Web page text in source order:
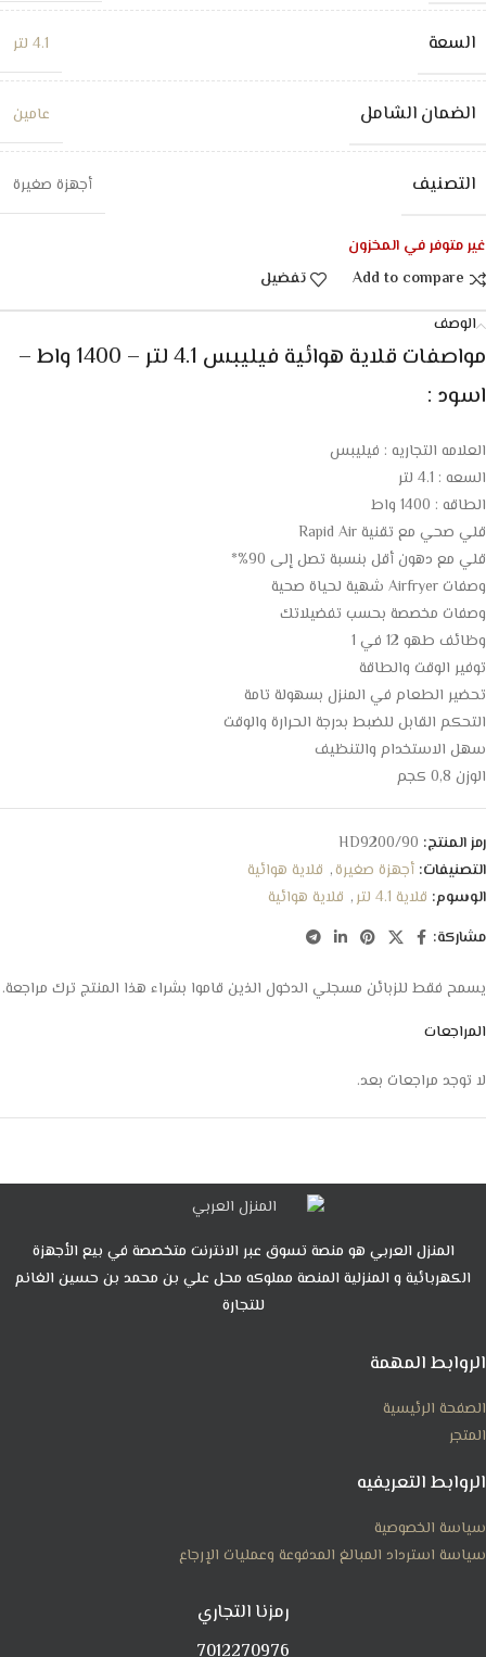
السعة 4.1 لتر
الضمان الشامل عامين
التصنيف أجهزة صغيرة
غير متوفر في المخزون
Add to compare
تفضيل
الوصف
مواصفات قلاية هوائية فيليبس 4.1 لتر – 1400 واط –
اسود :
العلامه التجاريه : فيليبس
السعه : 4.1 لتر
الطاقه : 1400 واط
قلي صحي مع تقنية Rapid Air
قلي مع دهون أقل بنسبة تصل إلى 90%*
وصفات Airfryer شهية لحياة صحية
وصفات مخصصة بحسب تفضيلاتك
وظائف طهو 12 في 1
توفير الوقت والطاقة
تحضير الطعام في المنزل بسهولة تامة
التحكم القابل للضبط بدرجة الحرارة والوقت
سهل الاستخدام والتنظيف
الوزن 0,8 كجم
رمز المنتج: HD9200/90
التصنيفات: أجهزة صغيرة, قلاية هوائية
الوسوم: قلاية 4.1 لتر , قلاية هوائية
مشاركة:
المراجعات
لا توجد مراجعات بعد.
يسمح فقط للزبائن مسجلي الدخول الذين قاموا بشراء هذا المنتج ترك مراجعة.
المنزل العربي هو منصة تسوق عبر الانترنت متخصصة في بيع الأجهزة
الكهربائية و المنزلية المنصة مملوكه محل علي بن محمد بن حسين الغانم
للتجارة
الروابط المهمة
الصفحة الرئيسية
المتجر
الروابط التعريفيه
سياسة الخصوصية
سياسة استرداد المبالغ المدفوعة وعمليات الإرجاع
رمزنا التجاري